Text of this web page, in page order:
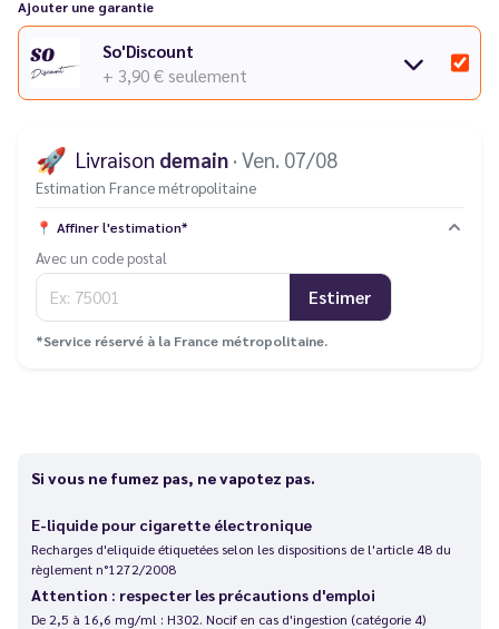
Ajouter une garantie
So'Discount
+ 3,90 € seulement
🚀 Livraison demain · Ven. 07/08
Estimation France métropolitaine
📍 Affiner l'estimation*
Avec un code postal
Estimer
*Service réservé à la France métropolitaine.
Si vous ne fumez pas, ne vapotez pas.
E-liquide pour cigarette électronique
Recharges d'eliquide étiquetées selon les dispositions de l'article 48 du
règlement n°1272/2008
Attention : respecter les précautions d'emploi
De 2,5 à 16,6 mg/ml : H302. Nocif en cas d'ingestion (catégorie 4)